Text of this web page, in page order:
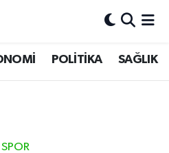
POLİTİKA SAĞLIK
SPOR